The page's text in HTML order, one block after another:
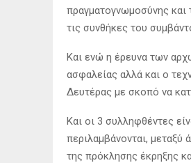
πραγματογνωμοσύνης και
τις συνθήκες του
Και ενώ η έρευνα των
ασφαλείας αλλά και ο
Δευτέρας με σκοπό να
Και οι 3 συλληφθέντες
περιλαμβάνονται,
της πρόκλησης έκρηξης